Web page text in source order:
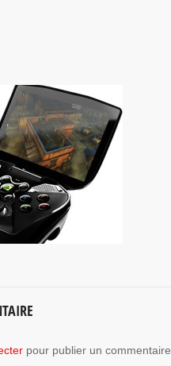
pour publier un commentaire.